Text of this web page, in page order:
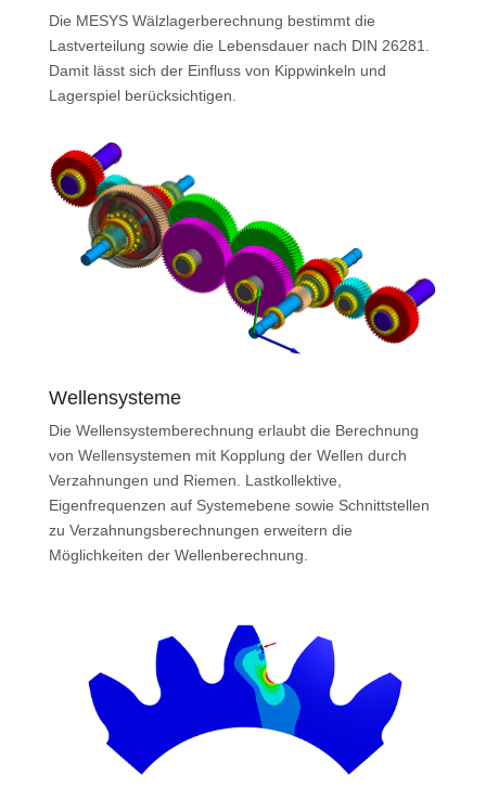
Die MESYS Wälzlagerberechnung bestimmt die
Lastverteilung sowie die Lebensdauer nach DIN 26281.
Damit lässt sich der Einfluss von Kippwinkeln und
Lagerspiel berücksichtigen.
Wellensysteme
Die Wellensystemberechnung erlaubt die Berechnung
von Wellensystemen mit Kopplung der Wellen durch
Verzahnungen und Riemen. Lastkollektive,
Eigenfrequenzen auf Systemebene sowie Schnittstellen
zu Verzahnungsberechnungen erweitern die
Möglichkeiten der Wellenberechnung.